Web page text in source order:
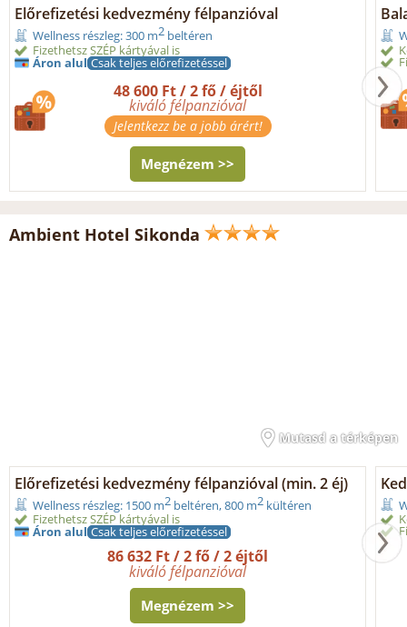
Előrefizetési kedvezmény félpanzióval
Wellness részleg: 300 m2 beltéren
Fizethetsz SZÉP kártyával is
Áron alul Csak teljes előrefizetéssel
48 600 Ft / 2 fő / éjtől
kiváló félpanzióval
Jelentkezz be a jobb árért!
Megnézem >>
Ambient Hotel Sikonda
Mutasd a térképen
Előrefizetési kedvezmény félpanzióval (min. 2 éj)
Wellness részleg: 1500 m2 beltéren, 800 m2 kültéren
Fizethetsz SZÉP kártyával is
Áron alul Csak teljes előrefizetéssel
86 632 Ft / 2 fő / 2 éjtől
kiváló félpanzióval
Megnézem >>